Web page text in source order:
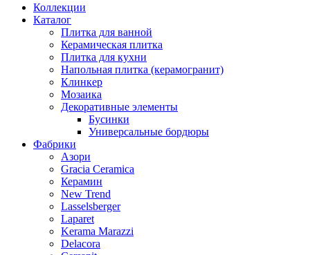
Коллекции
Каталог
Плитка для ванной
Керамическая плитка
Плитка для кухни
Напольная плитка (керамогранит)
Клинкер
Мозаика
Декоративные элементы
Бусинки
Универсальные бордюры
Фабрики
Азори
Gracia Ceramica
Керамин
New Trend
Lasselsberger
Laparet
Kerama Marazzi
Delacora